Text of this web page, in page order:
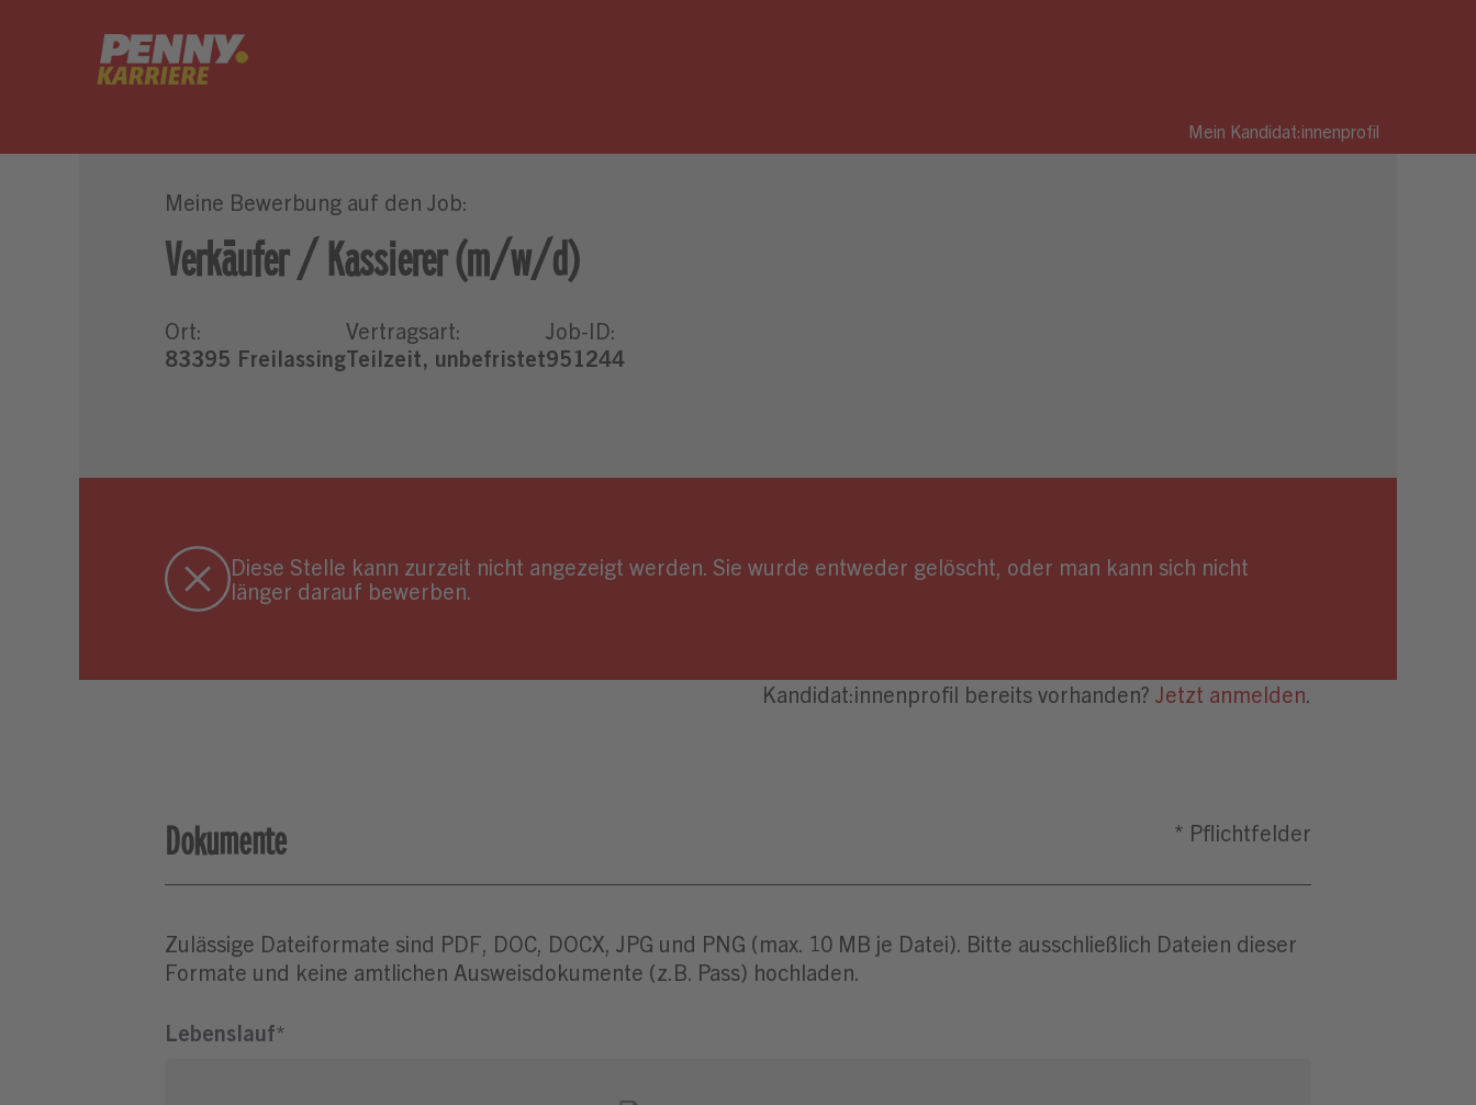
Mein Kandidat:innenprofil
Dokumente
Zulässige Dateiformate sind PDF, DOC, DOCX, JPG und PNG (max. 10 MB je Datei). Bitte ausschließlich Dateien dieser
Formate und keine amtlichen Ausweisdokumente (z.B. Pass) hochladen.
Diese Stelle kann zurzeit nicht angezeigt werden. Sie wurde entweder gelöscht, oder man kann sich nicht
länger darauf bewerben.